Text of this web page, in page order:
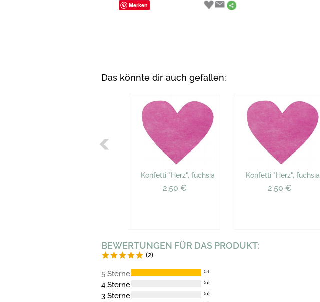
Merken
Das könnte dir auch gefallen:
Konfetti "Herz", fuchsia
2,50 €
Konfetti "Herz", fuchsia
2,50 €
BEWERTUNGEN FÜR DAS PRODUKT:
(2)
5 Sterne (2)
4 Sterne (0)
3 Sterne (0)